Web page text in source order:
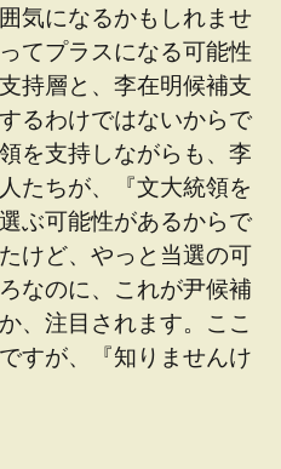
気になるかもしれませ
てプラスになる可能性
持層と、李在明候補支
るわけではないからで
を支持しながらも、李
たちが、『文大統領を
ぶ可能性があるからで
けど、やっと当選の可
なのに、これが尹候補
、注目されます。ここ
すが、『知りませんけ